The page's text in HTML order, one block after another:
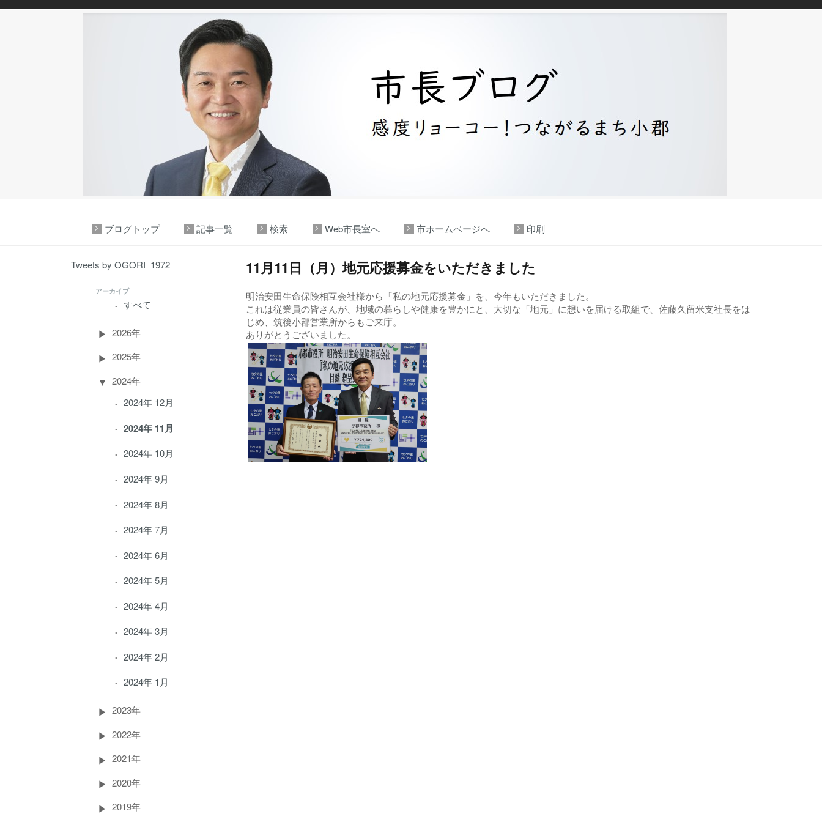
ブログトップ 記事一覧 検索 Web市長室へ 市ホームページへ 印刷
Tweets by OGORI_1972
アーカイブ
すべて
2026年
2025年
2024年
2024年 12月
2024年 11月
2024年 10月
2024年 9月
2024年 8月
2024年 7月
2024年 6月
2024年 5月
2024年 4月
2024年 3月
2024年 2月
2024年 1月
2023年
2022年
2021年
2020年
2019年
11月11日（月）地元応援募金をいただきました
明治安田生命保険相互会社様から「私の地元応援募金」を、今年もいただきました。
これは従業員の皆さんが、地域の暮らしや健康を豊かにと、大切な「地元」に想いを届ける取組で、佐藤久留米支社長をは
じめ、筑後小郡営業所からもご来庁。
ありがとうございました。